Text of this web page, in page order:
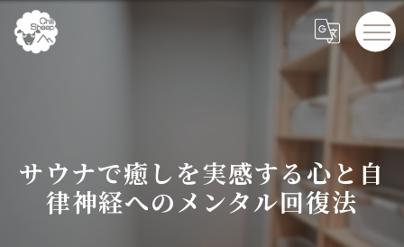
サウナで癒しを実感する心と自
律神経へのメンタル回復法